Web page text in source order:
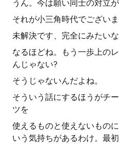
うん。今は願い同士の対立
それが小三角時代でございま
未解決です、完全にみたいな
なるほどね。もう一歩上の
んじゃない?
そうじゃないんだよね。
そういう話にするほうがチ
ツを
使えるものと使えないもの
いう気持ちがあるわけ。最初